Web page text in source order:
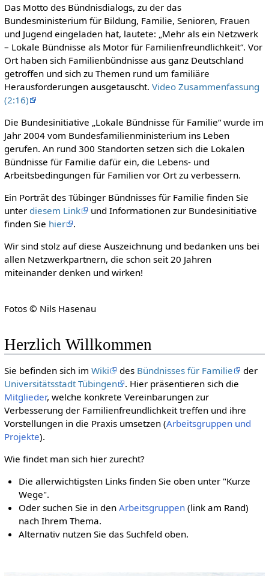
Das Motto des Bündnisdialogs, zu der das
Bundesministerium für Bildung, Familie, Senioren, Frauen
und Jugend eingeladen hat, lautete: „Mehr als ein Netzwerk
– Lokale Bündnisse als Motor für Familienfreundlichkeit“. Vor
Ort haben sich Familienbündnisse aus ganz Deutschland
getroffen und sich zu Themen rund um familiäre
Herausforderungen ausgetauscht. Video Zusammenfassung
(2:16)
Die Bundesinitiative „Lokale Bündnisse für Familie“ wurde im
Jahr 2004 vom Bundesfamilienministerium ins Leben
gerufen. An rund 300 Standorten setzen sich die Lokalen
Bündnisse für Familie dafür ein, die Lebens- und
Arbeitsbedingungen für Familien vor Ort zu verbessern.
Ein Porträt des Tübinger Bündnisses für Familie finden Sie
unter diesem Link
und Informationen zur Bundesinitiative
finden Sie hier
.
Wir sind stolz auf diese Auszeichnung und bedanken uns bei
allen Netzwerkpartnern, die schon seit 20 Jahren
miteinander denken und wirken!
Fotos ©️ Nils Hasenau
Herzlich Willkommen
Sie befinden sich im Wiki des Bündnisses für Familie
der
Universitätsstadt Tübingen
. Hier präsentieren sich die
Mitglieder, welche konkrete Vereinbarungen zur
Verbesserung der Familienfreundlichkeit treffen und ihre
Vorstellungen in die Praxis umsetzen (Arbeitsgruppen und
Projekte).
Wie findet man sich hier zurecht?
Die allerwichtigsten Links finden Sie oben unter "Kurze
Wege".
Oder suchen Sie in denArbeitsgruppen (link am Rand)
nach Ihrem Thema.
Alternativ nutzen Sie das Suchfeld oben.